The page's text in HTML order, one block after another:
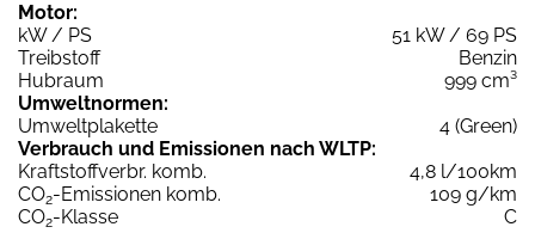
Motor:
kW / PS
51 kW / 69 PS
Treibstoff
Benzin
Hubraum
999 cm³
Umweltnormen:
Umweltplakette
4 (Green)
Verbrauch und Emissionen nach WLTP:
Kraftstoffverbr. komb.
4,8 l/100km
CO2-Emissionen komb.
109 g/km
CO2-Klasse
C